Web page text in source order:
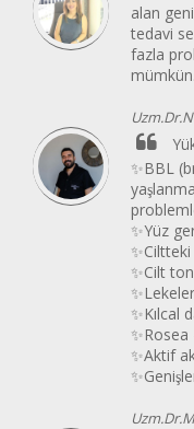
alan
tedavi
fazla
mümkün.
✨BBL
✨Yüz
✨Ciltteki
✨Cilt
✨Kılcal
✨Rosea
✨Aktif